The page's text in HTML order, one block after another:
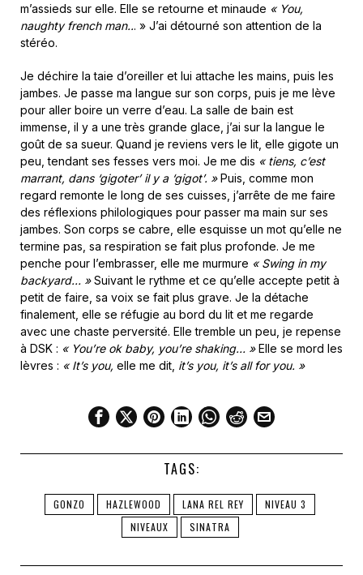
m’assieds sur elle. Elle se retourne et minaude « You,
naughty french man... » J’ai détourné son attention de la
stéréo.
Je déchire la taie d’oreiller et lui attache les mains, puis les
jambes. Je passe ma langue sur son corps, puis je me lève
pour aller boire un verre d’eau. La salle de bain est
immense, il y a une très grande glace, j’ai sur la langue le
goût de sa sueur. Quand je reviens vers le lit, elle gigote un
peu, tendant ses fesses vers moi. Je me dis « tiens, c’est
marrant, dans ‘gigoter’ il y a ‘gigot’. »Puis, comme mon
regard remonte le long de ses cuisses, j’arrête de me faire
des réflexions philologiques pour passer ma main sur ses
jambes. Son corps se cabre, elle esquisse un mot qu’elle ne
termine pas, sa respiration se fait plus profonde. Je me
penche pour l’embrasser, elle me murmure « Swing in my
backyard… »Suivant le rythme et ce qu’elle accepte petit à
petit de faire, sa voix se fait plus grave. Je la détache
finalement, elle se réfugie au bord du lit et me regarde
avec une chaste perversité. Elle tremble un peu, je repense
à DSK : « You’re ok baby, you’re shaking… »Elle se mord les
lèvres : « It’s you, elle me dit, it’s you, it’s all for you. »
TAGS:
GONZO HAZLEWOOD LANA REL REY
NIVEAU 3
NIVEAUX
SINATRA